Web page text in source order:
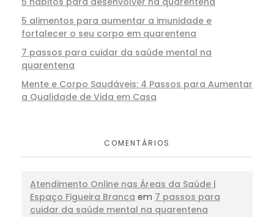
5 alimentos para aumentar a imunidade e
fortalecer o seu corpo em quarentena
7 passos para cuidar da saúde mental na
quarentena
Mente e Corpo Saudáveis: 4 Passos para Aumentar
a Qualidade de Vida em Casa
COMENTÁRIOS
Atendimento Online nas Áreas da Saúde |
Espaço Figueira Branca em 7 passos para
cuidar da saúde mental na quarentena